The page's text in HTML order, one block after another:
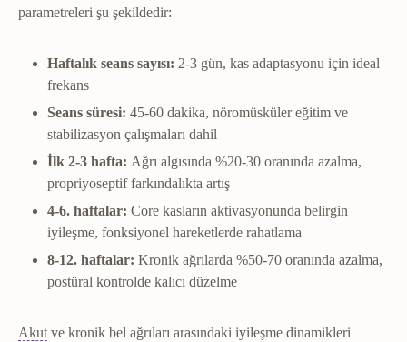
parametreleri şu şekildedir:
Haftalık seans sayısı: 2-3 gün, kas adaptasyonu için ideal
frekans
Seans süresi: 45-60 dakika, nöromüsküler eğitim ve
stabilizasyon çalışmaları dahil
İlk 2-3 hafta: Ağrı algısında %20-30 oranında azalma,
propriyoseptif farkındalıkta artış
4-6. haftalar: Core kasların aktivasyonunda belirgin
iyileşme, fonksiyonel hareketlerde rahatlama
8-12. haftalar: Kronik ağrılarda %50-70 oranında azalma,
postüral kontrolde kalıcı düzelme
AkutAkut dönemYaralanmanın ilk günleri; ağrı, şişlik ve iltihabın
ve kronik bel ağrıları arasındaki iyileşme dinamikleri